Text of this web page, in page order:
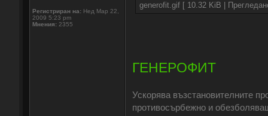
Регистриран на: Нед Мар 22,
2009 5:23 pm
Мнения: 2355
generofit.gif [ 10.32 KiB |
ГЕНЕРОФИТ
Ускорява възстановителните
противосърбежно и